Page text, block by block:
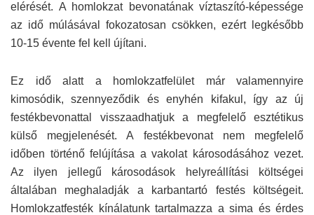
elérését. A homlokzat bevonatának víztaszító-képessége
az idő múlásával fokozatosan csökken, ezért legkésőbb
10-15 évente fel kell újítani.
Ez idő alatt a homlokzatfelület már valamennyire
kimosódik, szennyeződik és enyhén kifakul, így az új
festékbevonattal visszaadhatjuk a megfelelő esztétikus
külső megjelenését. A festékbevonat nem megfelelő
időben történő felújítása a vakolat károsodásához vezet.
Az ilyen jellegű károsodások helyreállítási költségei
általában meghaladják a karbantartó festés költségeit.
Homlokzatfesték kínálatunk tartalmazza a sima és érdes